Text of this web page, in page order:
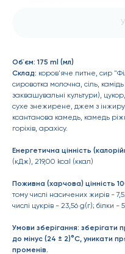
Об`єм: 175 ml (мл)
Склад: коров'яче питне, сир
сировотка молочна, сіль,
заквашувальні культури),
сухе знежирене, джем з інжиру
ксантанова камедь, камедь
горіхів, арахісу.
Енергетична цінність
(кДж), 219,00 kcal (ккал)
Поживна (харчова) цінність
тому числі насичених жирів -
числі цукрів - 23,56 g(г); білки -
Умови зберігання: зберігати
до мінус (24 ± 2)°С, уникати
променів.